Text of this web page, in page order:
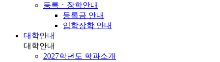
등록ㆍ장학안내
등록금 안내
입학장학 안내
대학안내
대학안내
2027학년도 학과소개